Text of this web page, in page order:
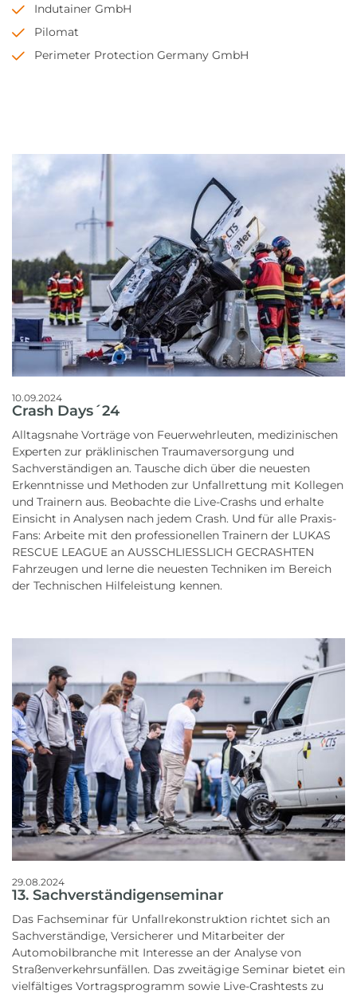
Indutainer GmbH
Pilomat
Perimeter Protection Germany GmbH
10.09.2024
Crash Days´24
Alltagsnahe Vorträge von Feuerwehrleuten, medizinischen
Experten zur präklinischen Traumaversorgung und
Sachverständigen an. Tausche dich über die neuesten
Erkenntnisse und Methoden zur Unfallrettung mit Kollegen
und Trainern aus. Beobachte die Live-Crashs und erhalte
Einsicht in Analysen nach jedem Crash. Und für alle Praxis-
Fans: Arbeite mit den professionellen Trainern der LUKAS
RESCUE LEAGUE an AUSSCHLIESSLICH GECRASHTEN
Fahrzeugen und lerne die neuesten Techniken im Bereich
der Technischen Hilfeleistung kennen.
29.08.2024
13. Sachverständigenseminar
Das Fachseminar für Unfallrekonstruktion richtet sich an
Sachverständige, Versicherer und Mitarbeiter der
Automobilbranche mit Interesse an der Analyse von
Straßenverkehrsunfällen. Das zweitägige Seminar bietet ein
vielfältiges Vortragsprogramm sowie Live-Crashtests zu